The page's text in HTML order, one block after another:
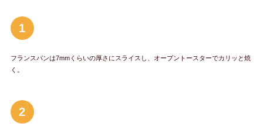
1
フランスパンは7mmくらいの厚さにスライスし、オーブントースターでカリッと焼
く。
2